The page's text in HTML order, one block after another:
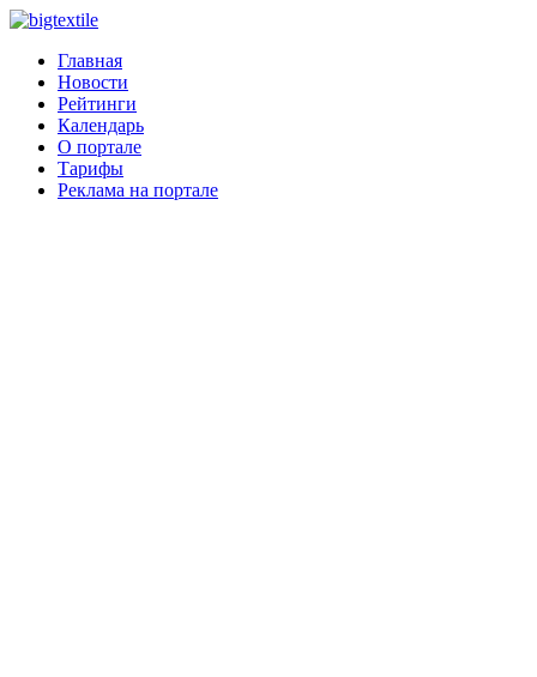
Главная
Новости
Рейтинги
Календарь
О портале
Тарифы
Реклама на портале